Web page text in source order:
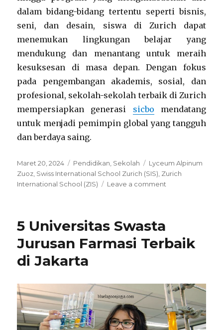
dalam bidang-bidang tertentu seperti bisnis,
seni, dan desain, siswa di Zurich dapat
menemukan lingkungan belajar yang
mendukung dan menantang untuk meraih
kesuksesan di masa depan. Dengan fokus
pada pengembangan akademis, sosial, dan
profesional, sekolah-sekolah terbaik di Zurich
mempersiapkan generasi sicbo mendatang
untuk menjadi pemimpin global yang tangguh
dan berdaya saing.
Posted
on
Maret 20, 2024 Categories
Pendidikan Sekolah Tags
Lyceum Alpinum
Zuoz Swiss International School Zurich (SIS) Zurich
International School (ZIS)
Leave a comment
Sekolah
Terbaik
5 Universitas Swasta
Jurusan Farmasi Terbaik
di Jakarta